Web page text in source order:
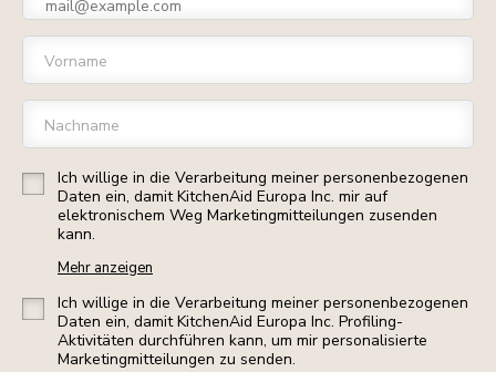
Vorname
Nachname
Ich willige in die Verarbeitung meiner personenbezogenen
Daten ein, damit KitchenAid Europa Inc. mir auf
elektronischem Weg Marketingmitteilungen zusenden
kann.
Mehr anzeigen
Ich willige in die Verarbeitung meiner personenbezogenen
Daten ein, damit KitchenAid Europa Inc. Profiling-
Aktivitäten durchführen kann, um mir personalisierte
Marketingmitteilungen zu senden.